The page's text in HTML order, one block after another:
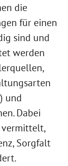
die
für einen
sind und
werden
und
Dabei
Sorgfalt